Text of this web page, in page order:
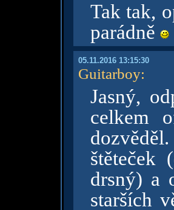
Tak tak,
parádně
05.11.2016 13:15:30
Guitarboy:
Jasný,
celkem
štěteček
drsný) a
starších